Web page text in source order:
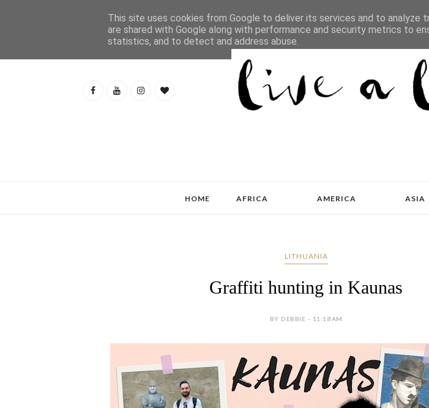
HOME AFRICA AMERICA ASIA
LITHUANIA
Graffiti hunting in Kaunas
BY DEBBIE - 11:18 AM
This site uses cookies from Google to deliver its services and to analyze
are shared with Google along with performance and security metrics to
statistics, and to detect and address abuse.